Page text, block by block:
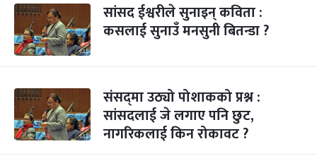
सांसद ईश्वरीले सुनाइन् कविता :
कसलाई सुनाउँ मनसुनी बितन्डा ?
संसद्‌मा उठ्यो पोशाकको प्रश्न :
सांसदलाई जे लगाए पनि छुट,
नागरिकलाई किन रोकावट ?